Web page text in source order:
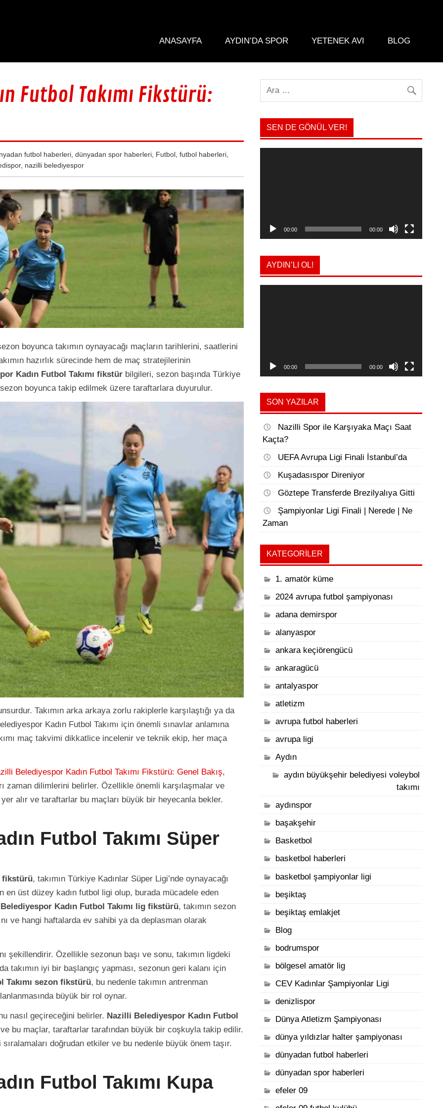
ANASAYFA AYDIN’DA SPOR YETENEK AVI BLOG
Futbol Takımı Fikstürü:
futbol haberleri, dünyadan spor haberleri, Futbol, futbol haberleri,
, nazilli belediyespor
boyunca takımın oynayacağı maçların tarihlerini, saatlerini
hazırlık sürecinde hem de maç stratejilerinin
Kadın Futbol Takımı fikstür bilgileri, sezon başında Türkiye
boyunca takip edilmek üzere taraftarlara duyurulur.
Takımın arka arkaya zorlu rakiplerle karşılaştığı ya da
Kadın Futbol Takımı için önemli sınavlar anlamına
maç takvimi dikkatlice incelenir ve teknik ekip, her maça
Belediyespor Kadın Futbol Takımı Fikstürü: Genel Bakış,
zaman dilimlerini belirler. Özellikle önemli karşılaşmalar ve
alır ve taraftarlar bu maçları büyük bir heyecanla bekler.
Futbol Takımı Süper
fikstürü, takımın Türkiye Kadınlar Süper Ligi’nde oynayacağı
üst düzey kadın futbol ligi olup, burada mücadele eden
Kadın Futbol Takımı lig fikstürü, takımın sezon
ve hangi haftalarda ev sahibi ya da deplasman olarak
şekillendirir. Özellikle sezonun başı ve sonu, takımın ligdeki
takımın iyi bir başlangıç yapması, sezonun geri kalanı için
Takımı sezon fikstürü, bu nedenle takımın antrenman
büyük bir rol oynar.
nasıl geçireceğini belirler. Nazilli Belediyespor Kadın Futbol
ve bu maçlar, taraftarlar tarafından büyük bir coşkuyla takip edilir.
doğrudan etkiler ve bu nedenle büyük önem taşır.
Futbol Takımı Kupa
SEN DE GÖNÜL VER!
Video
00:00 00:00
AYDIN’LI OL!
00:00 00:00
SON YAZILAR
Nazilli Spor ile Karşıyaka Maçı Saat
Kaçta?
UEFA Avrupa Ligi Finali İstanbul’da
Kuşadasıspor Direniyor
Göztepe Transferde Brezilyalıya Gitti
Şampiyonlar Ligi Finali | Nerede | Ne
Zaman
KATEGORILER
1. amatör küme
2024 avrupa futbol şampiyonası
adana demirspor
alanyaspor
ankara keçiörengücü
ankaragücü
antalyaspor
atletizm
avrupa futbol haberleri
avrupa ligi
Aydın
aydın büyükşehir belediyesi voleybol
takımı
aydınspor
başakşehir
Basketbol
basketbol haberleri
basketbol şampiyonlar ligi
beşiktaş
beşiktaş emlakjet
Blog
bodrumspor
bölgesel amatör lig
CEV Kadınlar Şampiyonlar Ligi
denizlispor
Dünya Atletizm Şampiyonası
dünya yıldızlar halter şampiyonası
dünyadan futbol haberleri
dünyadan spor haberleri
efeler 09